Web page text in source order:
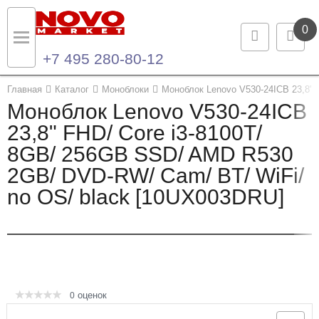
0
+7 495 280-80-12
Главная Каталог Моноблоки Моноблок Lenovo V530-24ICB
Моноблок Lenovo V530-24ICB
23,8" FHD/ Core i3-8100T/
8GB/ 256GB SSD/ AMD R530
2GB/ DVD-RW/ Cam/ BT/ WiFi/
no OS/ black [10UX003DRU]
0 оценок
Назад
Каталог продукции
Ноутбуки и ультрабуки
Компьютеры
Назад
Контакты
Контактная информация